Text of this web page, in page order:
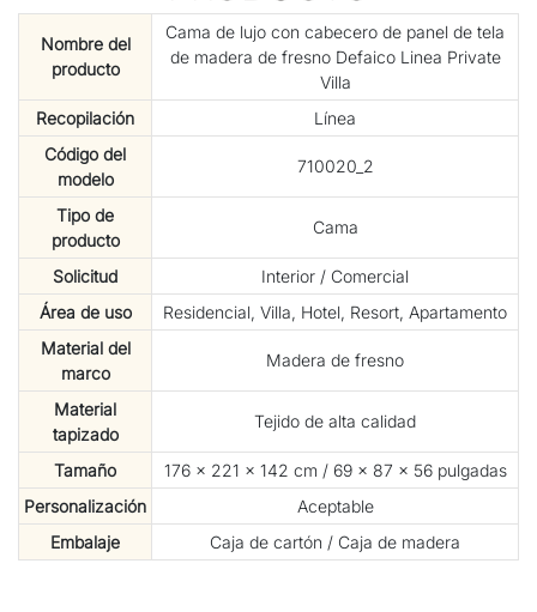
Nombre del
producto
Cama de lujo con cabecero de panel de tela
de madera de fresno Defaico Linea Private
Villa
Recopilación
Línea
Código del
modelo
710020_2
Tipo de
producto
Cama
Solicitud
Interior / Comercial
Área de uso
Residencial, Villa, Hotel, Resort, Apartamento
Material del
marco
Madera de fresno
Material
tapizado
Tejido de alta calidad
Tamaño
176 × 221 × 142 cm / 69 × 87 × 56 pulgadas
Personalización
Aceptable
Embalaje
Caja de cartón / Caja de madera